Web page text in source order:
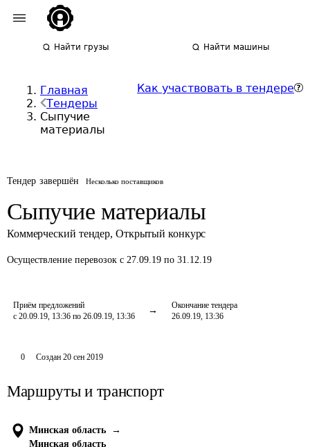
Найти грузы Найти машины
Главная
Тендеры
Сыпучие
материалы
Как участвовать в тендере
Тендер завершён Несколько поставщиков
Сыпучие материалы
Коммерческий тендер, Открытый конкурс
Осуществление перевозок с 27.09.19 по 31.12.19
Приём предложений
с 20.09.19, 13:36 по 26.09.19, 13:36
Окончание тендера
26.09.19, 13:36
0 Создан 20 сен 2019
Маршруты и транспорт
Минская область
→
Минская область